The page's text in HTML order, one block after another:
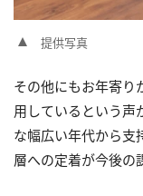
提供写真
その他にもお年寄り
用しているという声
な幅広い年代から支
層への定着が今後の